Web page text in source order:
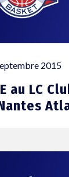
2015
au LC